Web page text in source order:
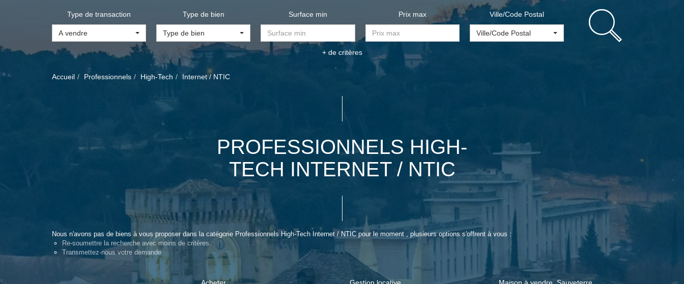
Type de transaction
A vendre
Type de bien
Type de bien
Surface min Prix max Ville/Code Postal
Ville/Code Postal
+ de critères
Accueil Professionnels High-Tech Internet / NTIC
PROFESSIONNELS HIGH-
TECH INTERNET / NTIC
Nous n'avons pas de biens à vous proposer dans la catégorie Professionnels High-Tech Internet / NTIC pour le moment , plusieurs options s'offrent à vous :
Re-soumettre la recherche avec moins de critères.
Transmettez-nous votre demande